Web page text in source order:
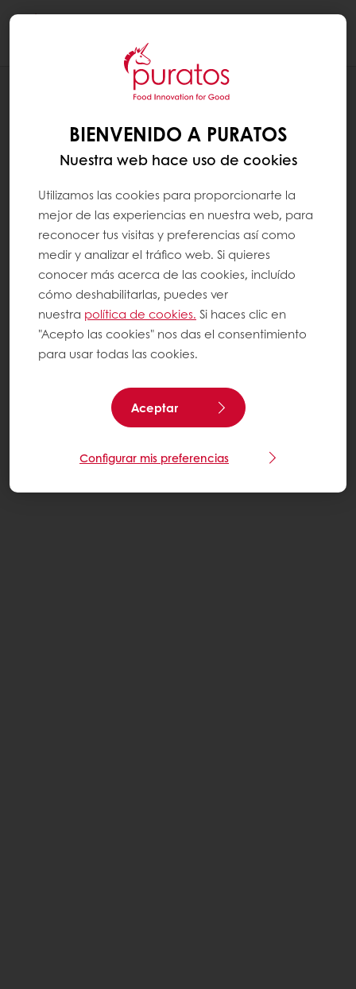
BIENVENIDO A PURATOS
Nuestra web hace uso de cookies
Utilizamos las cookies para proporcionarte la
mejor de las experiencias en nuestra web, para
reconocer tus visitas y preferencias así como
medir y analizar el tráfico web. Si quieres
conocer más acerca de las cookies, incluído
cómo deshabilitarlas, puedes ver
nuestra política de cookies. Si haces clic en
"Acepto las cookies" nos das el consentimiento
para usar todas las cookies.
Aceptar
Configurar mis preferencias